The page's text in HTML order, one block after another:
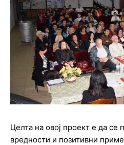
Целта на овој проект е да се
вредности и позитивни